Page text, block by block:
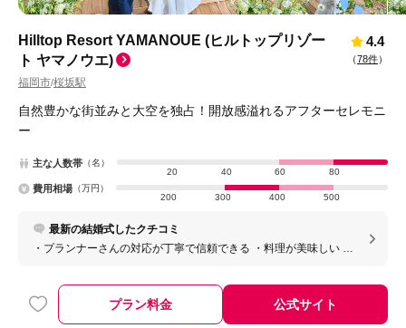
Hilltop Resort YAMANOUE (ヒルトップリゾー
ト ヤマノウエ)
福岡市/桜坂駅
4.4
（78件）
自然豊かな街並みと大空を独占！開放感溢れるアフターセレモニ
ー
主な人数帯 （名）
20
40 60 80
費用相場 （万円）
200
300 400 500
最新の結婚式したクチコミ
・プランナーさんの対応が丁寧で信頼できる ・料理が美味しい ・
た。 ・敷地内に駐車場があるため、子連れゲストや遠方から車で
くるゲストからも駐車場料金を気にしなくてよかったと非常に喜
ばれた
プラン料金 公式サイト